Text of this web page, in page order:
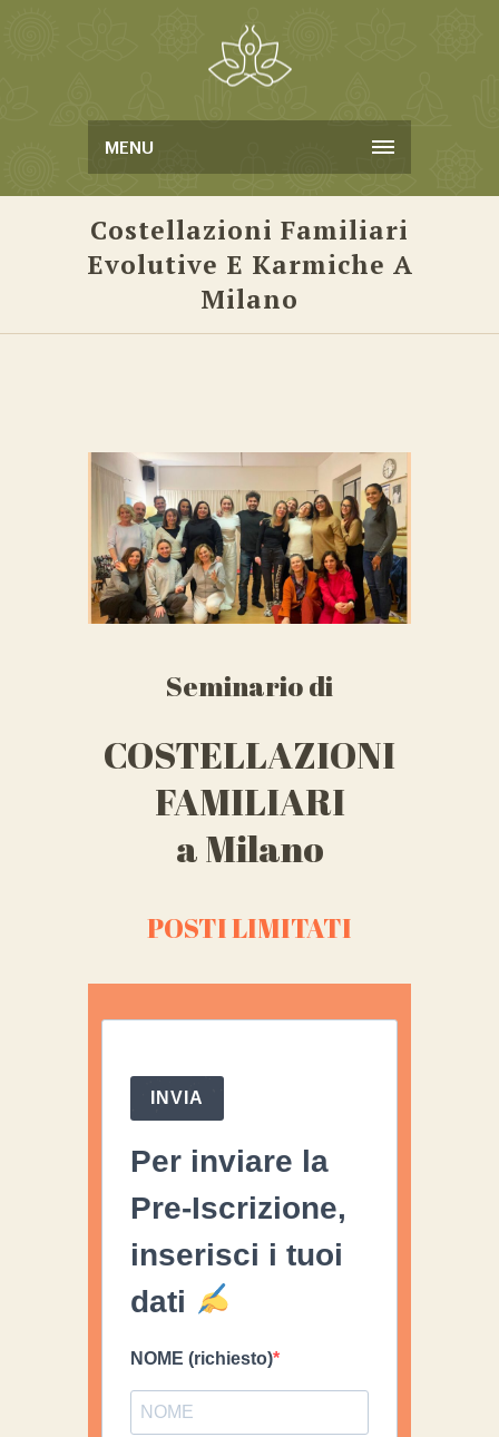
MENU
Costellazioni Familiari
Evolutive E Karmiche A
Milano
Seminario di
COSTELLAZIONI
FAMILIARI
a Milano
POSTI LIMITATI
INVIA
Per inviare la
Pre-Iscrizione,
inserisci i tuoi
dati
NOME (richiesto)